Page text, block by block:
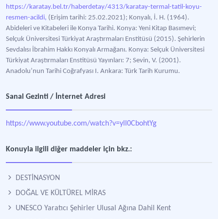
https://karatay.bel.tr/haberdetay/4313/karatay-termal-tatil-koyu-
resmen-acildi, (Erişim tarihi: 25.02.2021); Konyalı, İ. H. (1964).
Abideleri ve Kitabeleri ile Konya Tarihi. Konya: Yeni Kitap Basımevi;
Selçuk Üniversitesi Türkiyat Araştırmaları Enstitüsü (2015). Şehirlerin
Sevdalısı İbrahim Hakkı Konyalı Armağanı. Konya: Selçuk Üniversitesi
Türkiyat Araştırmaları Enstitüsü Yayınları: 7; Sevin, V. (2001).
Anadolu’nun Tarihi Coğrafyası I. Ankara: Türk Tarih Kurumu.
Sanal Gezinti / İnternet Adresi
https://www.youtube.com/watch?v=yll0CbohtYg
Konuyla ilgili diğer maddeler için bkz.:
DESTİNASYON
DOĞAL VE KÜLTÜREL MİRAS
UNESCO Yaratıcı Şehirler Ulusal Ağına Dahil Kent